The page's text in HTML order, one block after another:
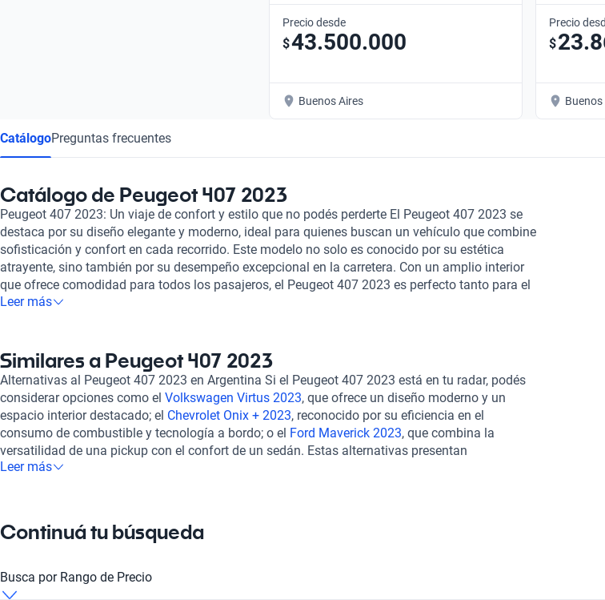
Precio desde
$43.500.000
Buenos Aires
Precio
$
Buenos
CatálogoPreguntas frecuentes
Catálogo de Peugeot 407 2023
Peugeot 407 2023: Un viaje de confort y estilo que no podés perderte El Peugeot 407 2023 se
destaca por su diseño elegante y moderno, ideal para quienes buscan un vehículo que combine
sofisticación y confort en cada recorrido. Este modelo no solo es conocido por su estética
atrayente, sino también por su desempeño excepcional en la carretera. Con un amplio interior
que ofrece comodidad para todos los pasajeros, el Peugeot 407 2023 es perfecto tanto para el
uso diario como para viajes largos. En este segmento, también podés considerar el
vehículo práctico. Asimismo, elPeugeot Traveller 2023
estupenda para familias o grupos, brindando espacio y confort. Al elegir tu Peugeot 407 2023
en Kavak, disfrutás de múltiples beneficios que garantizan una experiencia de compra única.
Todos nuestros vehículos pasan por una inspección rigurosa para asegurar su óptimo estado
mecánico y estético, además de ofrecerte opciones de financiamiento flexibles y planes de
garantía adaptados a tus necesidades. La experiencia de compra es 100% en línea, lo que te
permite realizar todo el proceso desde la comodidad de tu hogar. También contamos con
Leer más
Similares a Peugeot 407 2023
Alternativas al Peugeot 407 2023 en Argentina Si el Peugeot 407 2023 está en tu radar, podés
considerar opciones como el Volkswagen Virtus 2023, que ofrece un diseño moderno y un
espacio interior destacado; el Chevrolet Onix + 2023, reconocido por su eficiencia en el
consumo de combustible y tecnología a bordo; o el Ford Maverick 2023, que combina la
versatilidad de una pickup con el confort de un sedán. Estas alternativas presentan
características competitivas en cuanto a design, rendimiento y equipamiento, adecuándose a
Leer más
Continuá tu búsqueda
Busca por Rango de Precio